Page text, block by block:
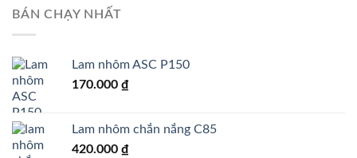
BÁN CHẠY NHẤT
Lam nhôm ASC P150
170.000 ₫
Lam nhôm chắn nắng C85
420.000 ₫